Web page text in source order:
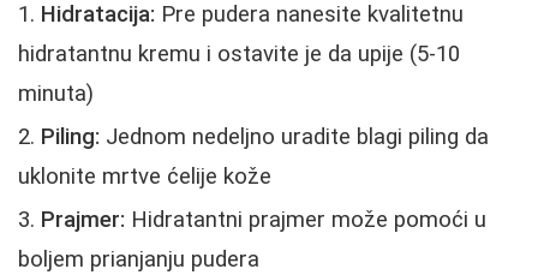
Hidratacija: Pre pudera nanesite kvalitetnu
hidratantnu kremu i ostavite je da upije (5-10
minuta)
Piling: Jednom nedeljno uradite blagi piling da
uklonite mrtve ćelije kože
Prajmer: Hidratantni prajmer može pomoći u
boljem prianjanju pudera